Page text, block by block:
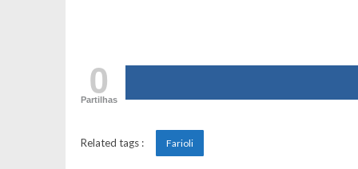
0
Partilhas
Related tags : Farioli